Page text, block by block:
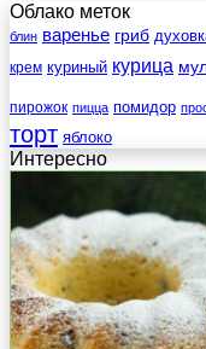
Облако меток
блин варенье гриб
крем куриный курица
пирожок пицца помидор
торт яблоко
Интересно